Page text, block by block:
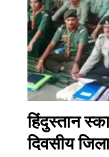
हिंदुस्तान
दिवसीय